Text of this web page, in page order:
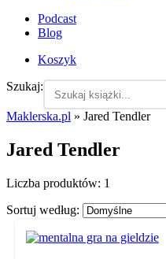
Podcast
Blog
Koszyk
Szukaj:
Maklerska.pl » Jared Tendler
Jared Tendler
Liczba produktów: 1
Sortuj według: